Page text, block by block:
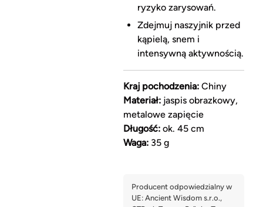
ryzyko zarysowań.
Zdejmuj naszyjnik przed
kąpielą, snem i
intensywną aktywnością.
Kraj pochodzenia:Chiny
Materiał:jaspis obrazkowy,
metalowe zapięcie
Długość:ok. 45 cm
Waga:35 g